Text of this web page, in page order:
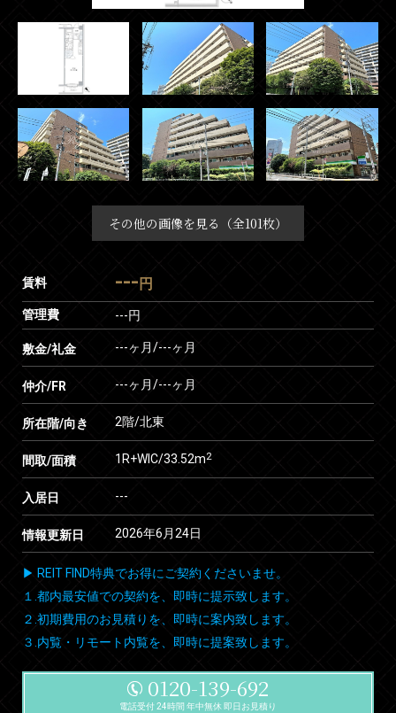
その他の画像を見る（全101枚）
賃料 --- 円
管理費 ---円
敷金/礼金 ---ヶ月/---ヶ月
仲介/FR ---ヶ月/---ヶ月
所在階/向き 2階/北東
間取/面積 1R+WIC/33.52m2
入居日 ---
情報更新日 2026年6月24日
▶ REIT FIND特典でお得にご契約くださいませ。
１.都内最安値での契約を、即時に提示致します。
２.初期費用のお見積りを、即時に案内致します。
３.内覧・リモート内覧を、即時に提案致します。
0120-139-692
電話受付 24時間 年中無休 即日お見積り